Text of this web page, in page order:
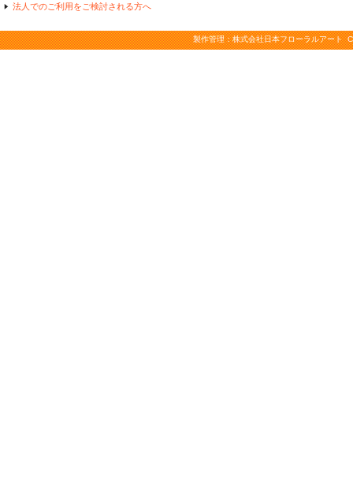
法人でのご利用をご検討される方へ
製作管理：株式会社日本フローラルアート